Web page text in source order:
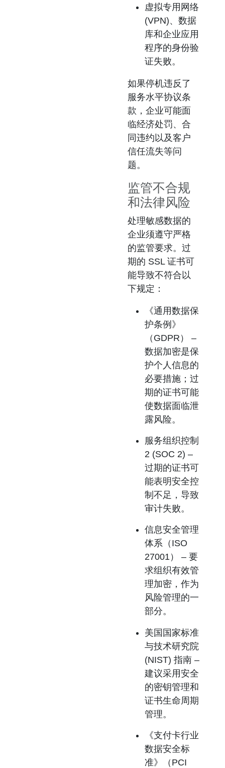
虚拟专用网络
(VPN)、数据
库和企业应用
程序的身份验
证失败。
如果停机违反了
服务水平协议条
款，企业可能面
临经济处罚、合
同违约以及客户
信任流失等问
题。
监管不合规
和法律风险
处理敏感数据的
企业须遵守严格
的监管要求。过
期的 SSL 证书可
能导致不符合以
下规定：
《通用数据保
护条例》
（GDPR）
–
数据加密是保
护个人信息的
必要措施；过
期的证书可能
使数据面临泄
露风险。
服务组织控制
2 (SOC 2) –
过期的证书可
能表明安全控
制不足，导致
审计失败。
信息安全管理
体系（ISO
27001）
– 要
求组织有效管
理加密，作为
风险管理的一
部分。
美国国家标准
与技术研究院
(NIST) 指南–
建议采用安全
的密钥管理和
证书生命周期
管理。
《支付卡行业
数据安全标
准》（PCI